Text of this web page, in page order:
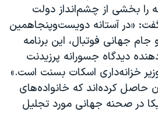
را بخشی از چشم‌انداز دولت
«در آستانه دویست‌وپنجاهمین
جهانی فوتبال، این برنامه
دیدگاه جسورانه پرزیدنت
خزانه‌داری اسکات بسنت است.»
حاصل کرده‌اند که خانواده‌های
در صحنه جهانی مورد تجلیل